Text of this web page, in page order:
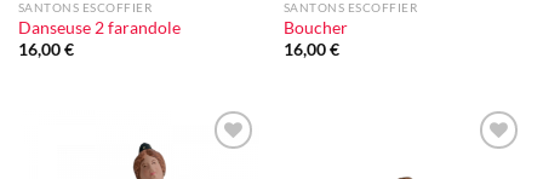
SANTONS ESCOFFIER
Danseuse 2 farandole
16,00€
SANTONS ESCOFFIER
Boucher
16,00€